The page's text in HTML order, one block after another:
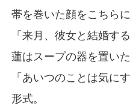
帯を巻いた顔をこちらに
「来月、彼女と結婚す
蓮はスープの器を置いた
「あいつのことは気に
形式。